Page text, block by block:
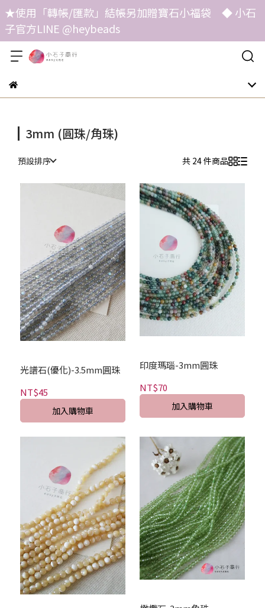
★使用「轉帳/匯款」結帳另加贈寶石小福袋 ◆ 小石
子官方LINE @heybeads
3mm (圓珠/角珠)
預設排序 共 24 件商品
光譜石(優化)-3.5mm圓珠
NT$45
加入購物車
印度瑪瑙-3mm圓珠
NT$70
加入購物車